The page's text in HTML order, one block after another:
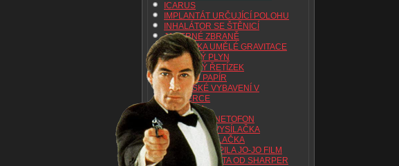
ICARUS
IMPLANTÁT URČUJÍCÍ POLOHU
INHALÁTOR SE ŠTĚNICÍ
JADERNÉ ZBRANĚ
JEDNOTKA UMĚLÉ GRAVITACE
JEDOVATÝ PLYN
JEDOVÁTÝ ŘETÍZEK
JISKŘIVÝ PAPÍR
KASAŘSKÉ VYBAVENÍ V
TABATERCE
KLÍČENKA
KNIHA - MAGNETOFON
KOMPAKTNÍ VYSÍLAČKA
KOŠTĚ - VYSÍLAČKA
KOTOUČOVÁ PILA JO-JO FILM
KREDITNÍ KARTA OD SHARPER